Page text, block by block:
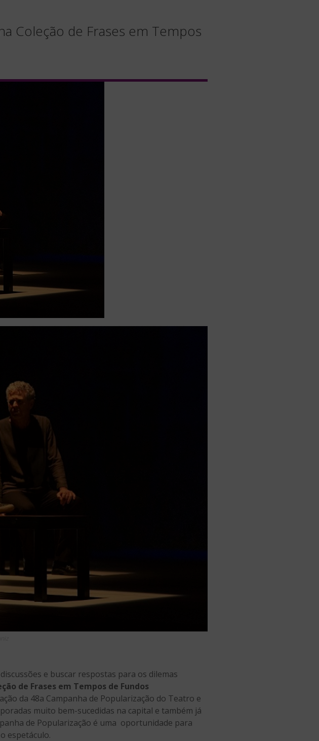
Coleção de Frases em Tempos
e buscar respostas para os dilemas
de Frases em Tempos de Fundos
da 48a Campanha de Popularização do Teatro e
muito bem-sucedidas na capital e também já
de Popularização é uma oportunidade para
espetáculo.